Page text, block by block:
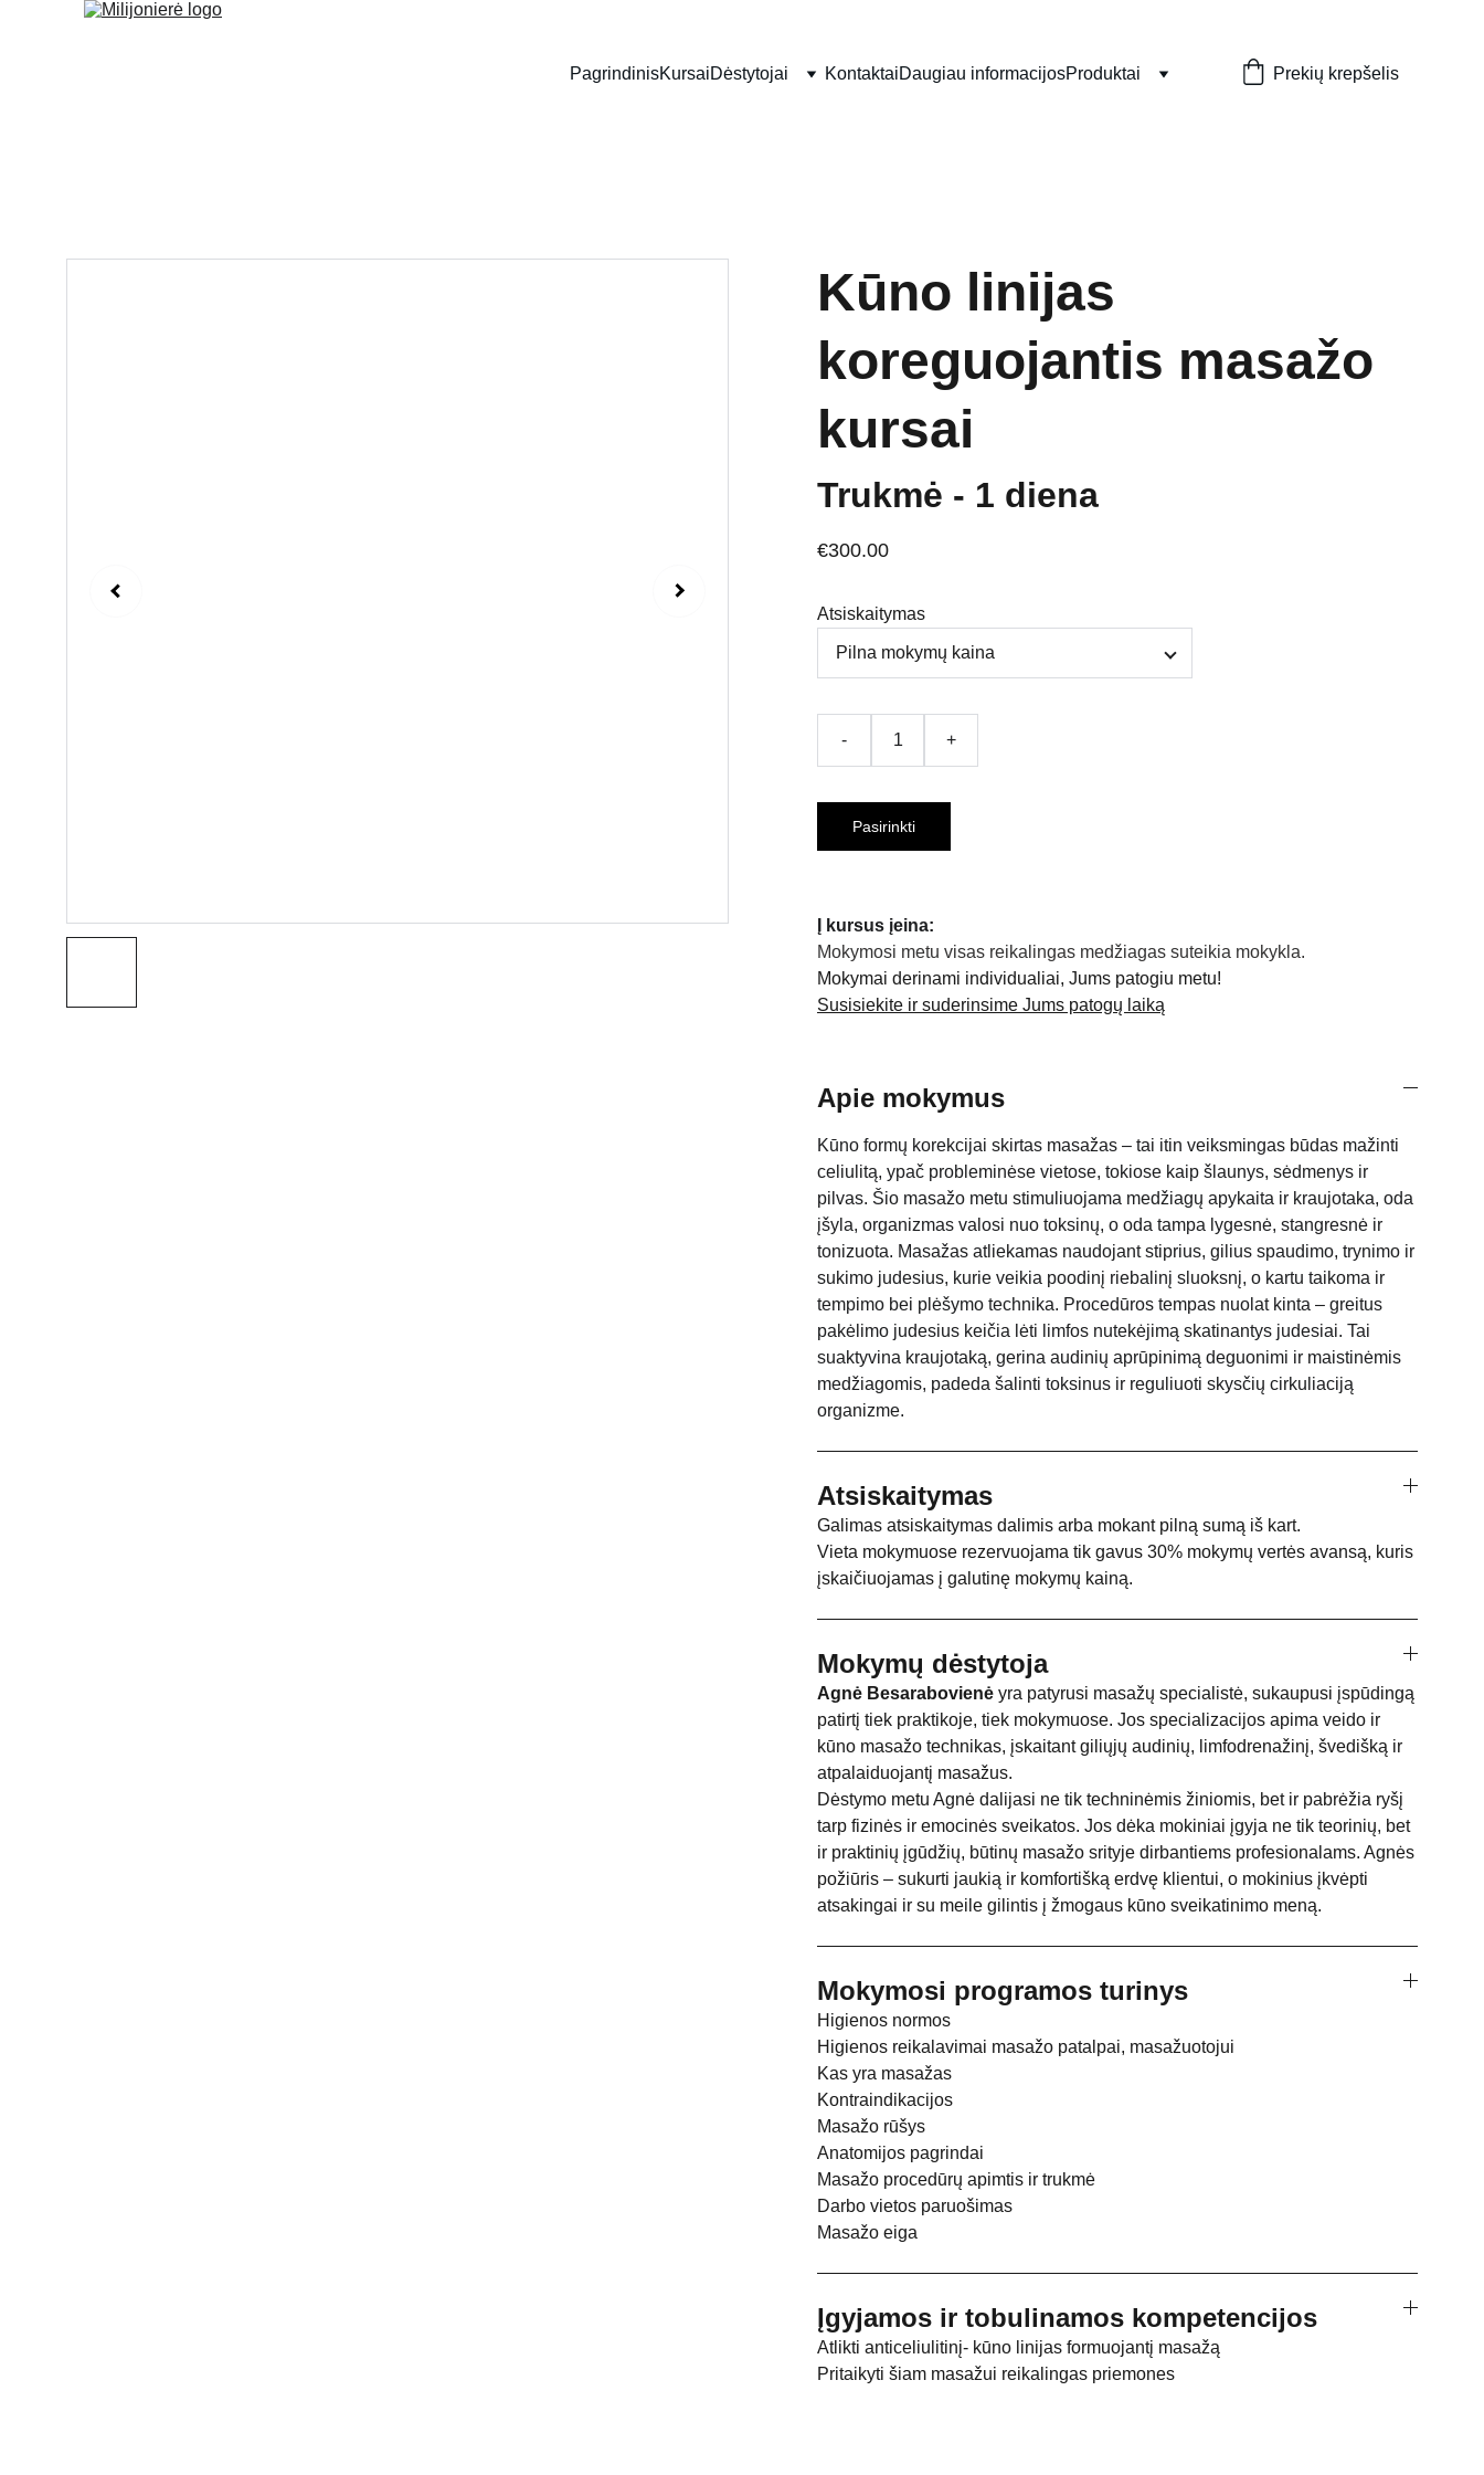
PagrindinisKursaiDėstytojai KontaktaiDaugiau informacijosProduktai Prekių krepšelis
Kūno linijas
koreguojantis masažo
kursai
Trukmė - 1 diena
€300.00
Atsiskaitymas
- +
Pasirinkti
Į kursus įeina:
Mokymosi metu visas reikalingas medžiagas suteikia mokykla.
Mokymai derinami individualiai, Jums patogiu metu!
Susisiekite ir suderinsime Jums patogų laiką
Apie mokymus
Kūno formų korekcijai skirtas masažas – tai itin veiksmingas būdas mažinti
celiulitą, ypač probleminėse vietose, tokiose kaip šlaunys, sėdmenys ir
pilvas. Šio masažo metu stimuliuojama medžiagų apykaita ir kraujotaka, oda
įšyla, organizmas valosi nuo toksinų, o oda tampa lygesnė, stangresnė ir
tonizuota. Masažas atliekamas naudojant stiprius, gilius spaudimo, trynimo ir
sukimo judesius, kurie veikia poodinį riebalinį sluoksnį, o kartu taikoma ir
tempimo bei plėšymo technika. Procedūros tempas nuolat kinta – greitus
pakėlimo judesius keičia lėti limfos nutekėjimą skatinantys judesiai. Tai
suaktyvina kraujotaką, gerina audinių aprūpinimą deguonimi ir maistinėmis
medžiagomis, padeda šalinti toksinus ir reguliuoti skysčių cirkuliaciją
organizme.
Atsiskaitymas
Galimas atsiskaitymas dalimis arba mokant pilną sumą iš kart.
Vieta mokymuose rezervuojama tik gavus 30% mokymų vertės avansą, kuris
įskaičiuojamas į galutinę mokymų kainą.
Mokymų dėstytoja
Agnė Besarabovienė yra patyrusi masažų specialistė, sukaupusi įspūdingą
patirtį tiek praktikoje, tiek mokymuose. Jos specializacijos apima veido ir
kūno masažo technikas, įskaitant giliųjų audinių, limfodrenažinį, švedišką ir
atpalaiduojantį masažus.
Dėstymo metu Agnė dalijasi ne tik techninėmis žiniomis, bet ir pabrėžia ryšį
tarp fizinės ir emocinės sveikatos. Jos dėka mokiniai įgyja ne tik teorinių, bet
ir praktinių įgūdžių, būtinų masažo srityje dirbantiems profesionalams. Agnės
požiūris – sukurti jaukią ir komfortišką erdvę klientui, o mokinius įkvėpti
atsakingai ir su meile gilintis į žmogaus kūno sveikatinimo meną.
Mokymosi programos turinys
Higienos normos
Higienos reikalavimai masažo patalpai, masažuotojui
Kas yra masažas
Kontraindikacijos
Masažo rūšys
Anatomijos pagrindai
Masažo procedūrų apimtis ir trukmė
Darbo vietos paruošimas
Masažo eiga
Įgyjamos ir tobulinamos kompetencijos
Atlikti anticeliulitinį- kūno linijas formuojantį masažą
Pritaikyti šiam masažui reikalingas priemones